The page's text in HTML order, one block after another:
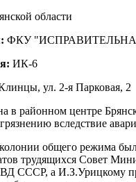
области
ФКУ
ИК-6
ул. 2-я Парковая, 2
в районном центре
вследствие
общего режима
трудящихся Совет
СССР, а И.З.Урицкому